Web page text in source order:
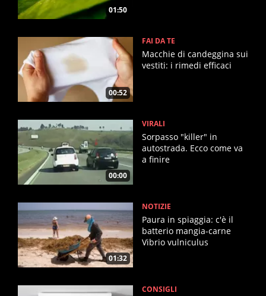
01:50
00:52
FAI DA TE
Macchie di candeggina sui
vestiti: i rimedi efficaci
00:00
VIRALI
Sorpasso "killer" in
autostrada. Ecco come va
a finire
01:32
NOTIZIE
Paura in spiaggia: c'è il
batterio mangia-carne
Vibrio vulniculus
CONSIGLI